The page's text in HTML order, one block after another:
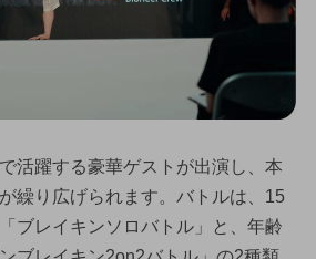
活躍する豪華ゲストが出演し、本
繰り広げられます。バトルは、15
ブレイキンソロバトル」と、年齢